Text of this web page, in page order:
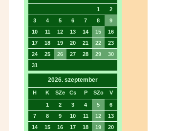
1
2
3
4 5 6 7 8
9
10
11 12 13 14 15
16
17
18 19 20 21 22
23
24
25 26 27 28 29
30
31
2026. szeptember
H K SZe Cs P SZo V
1 2 3 4 5
6
7
8 9 10 11 12
13
14
15 16 17 18 19
20